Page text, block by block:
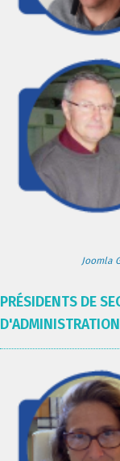
Joomla
PRÉSIDENTS DE
D'ADMINISTRATION